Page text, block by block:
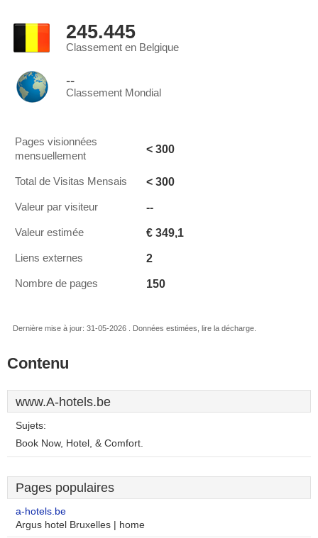
245.445
Classement en Belgique
--
Classement Mondial
Pages visionnées
mensuellement
< 300
Total de Visitas Mensais < 300
Valeur par visiteur --
Valeur estimée € 349,1
Liens externes 2
Nombre de pages 150
Dernière mise à jour: 31-05-2026 . Données estimées, lire la décharge.
Contenu
www.A-hotels.be
Sujets:
Book Now, Hotel, & Comfort.
Pages populaires
a-hotels.be
Argus hotel Bruxelles | home